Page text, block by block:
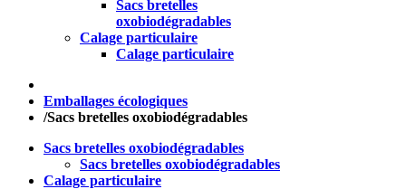
Sacs bretelles
oxobiodégradables
Calage particulaire
Calage particulaire
Emballages écologiques
/Sacs bretelles oxobiodégradables
Sacs bretelles oxobiodégradables
Sacs bretelles oxobiodégradables
Calage particulaire